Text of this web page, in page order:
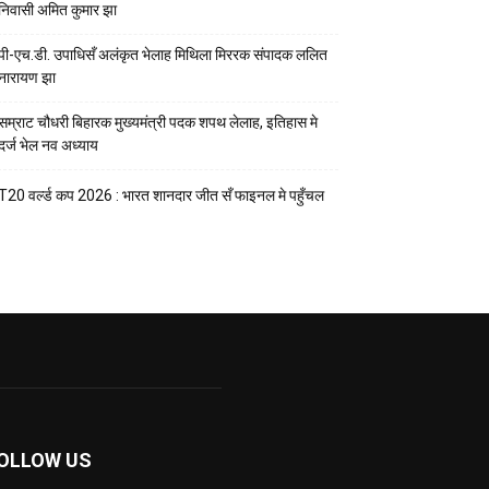
अमित कुमार झा
एच.डी. उपाधिसँ अलंकृत भेलाह मिथिला मिररक संपादक ललित
झा
चौधरी बिहारक मुख्यमंत्री पदक शपथ लेलाह, इतिहास मे
भेल नव अध्याय
वर्ल्ड कप 2026 : भारत शानदार जीत सँ फाइनल मे पहुँचल
US